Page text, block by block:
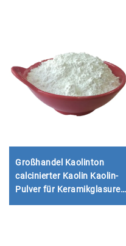
Großhandel Kaolinton
calcinierter Kaolin Kaolin-
Pulver für Keramikglasuren